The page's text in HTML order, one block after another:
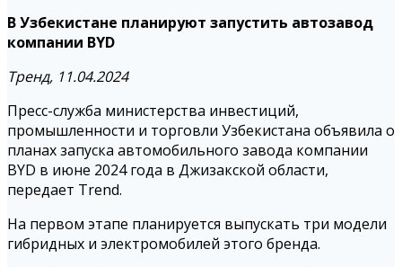
В Узбекистане планируют запустить автозавод
компании BYD
Тренд, 11.04.2024
Пресс-служба министерства инвестиций,
промышленности и торговли Узбекистана объявила о
планах запуска автомобильного завода компании
BYD в июне 2024 года в Джизакской области,
передает Trend.
На первом этапе планируется выпускать три модели
гибридных и электромобилей этого бренда.